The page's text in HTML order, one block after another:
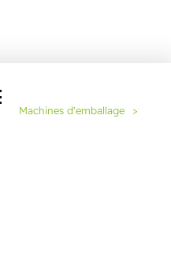
Machines d'emballage
>